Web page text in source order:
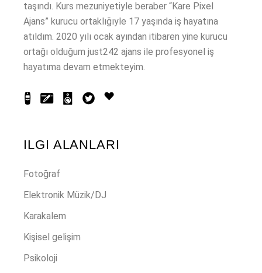
taşındı. Kurs mezuniyetiyle beraber “Kare Pixel
Ajans” kurucu ortaklığıyle 17 yaşında iş hayatına
atıldım. 2020 yılı ocak ayından itibaren yine kurucu
ortağı olduğum just242 ajans ile profesyonel iş
hayatıma devam etmekteyim.
ILGI ALANLARI
Fotoğraf
Elektronik Müzik/DJ
Karakalem
Kişisel gelişim
Psikoloji